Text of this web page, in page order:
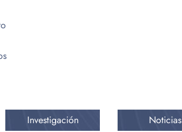
Investigación Noticias